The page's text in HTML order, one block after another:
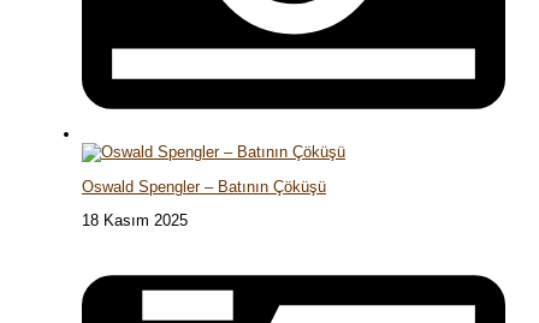
Oswald Spengler – Batının Çöküşü
18 Kasım 2025